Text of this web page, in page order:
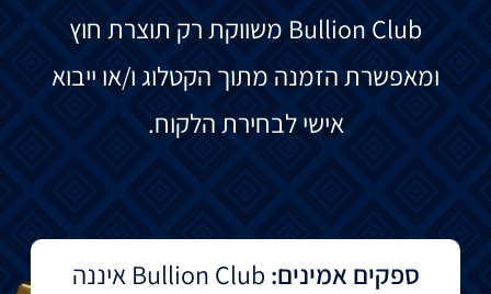
Bullion Club משווקת רק תוצרת חוץ
ומאפשרת הזמנה מתוך הקטלוג ו/או ייבוא
אישי לבחירת הלקוח.
ספקים אמינים:
Bullion Club איננה